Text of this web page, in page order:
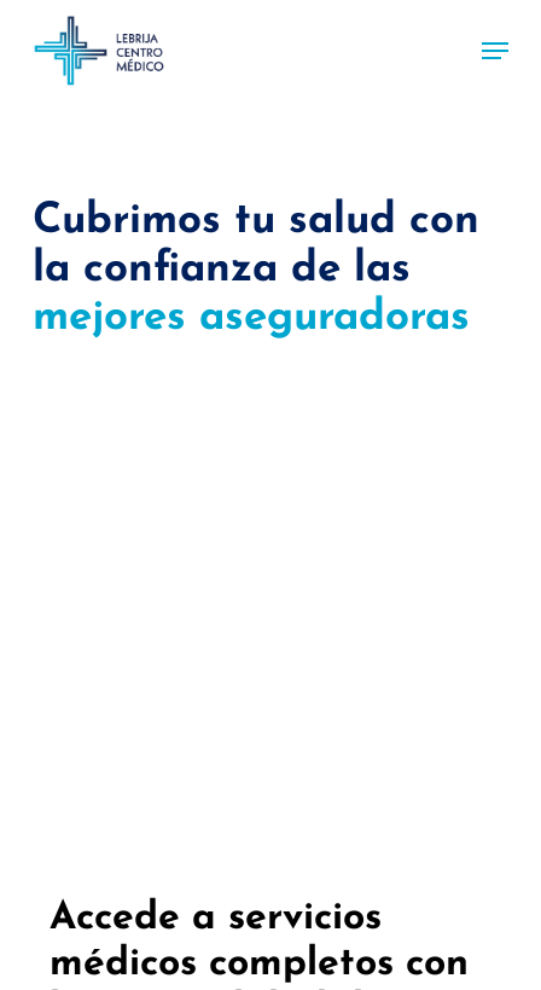
Menu
Cubrimos tu salud con
la confianza de las
mejores aseguradoras
Accede a servicios
médicos completos con